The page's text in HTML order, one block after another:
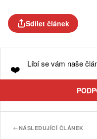
Sdílet článek
❤️ Líbí se vám naše
←NÁSLEDUJÍCÍ ČLÁNEK